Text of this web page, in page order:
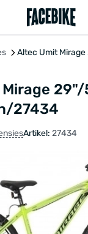
Altec Umit
29"/
27434
Artikel: 27434
BESCHRIJVING